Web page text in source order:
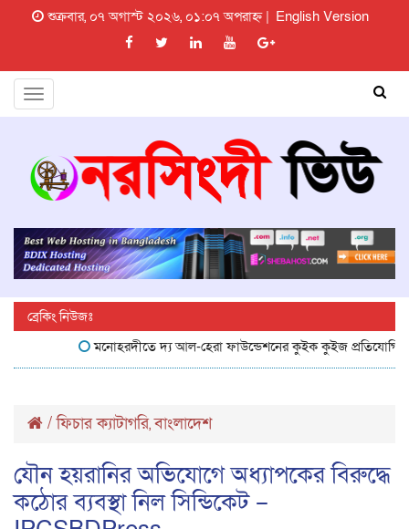
শুক্রবার, ০৭ অগাস্ট ২০২৬, ০১:০৭ অপরাহ্ন | English Version
Toggle
ব্রেকিং নিউজঃ
মনোহরদীতে দ্য আল-হেরা ফাউন্ডেশনের কুইক কুইজ প্রতিযোগিতা
/ফিচার ক্যাটাগরি,বাংলাদেশ
যৌন হয়রানির অভিযোগে অধ্যাপকের বিরুদ্ধে
কঠোর ব্যবস্থা নিল সিন্ডিকেট –